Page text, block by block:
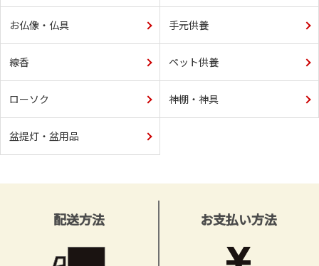
お仏像・仏具 手元供養
線香 ペット供養
ローソク 神棚・神具
盆提灯・盆用品
配送方法 お支払い方法